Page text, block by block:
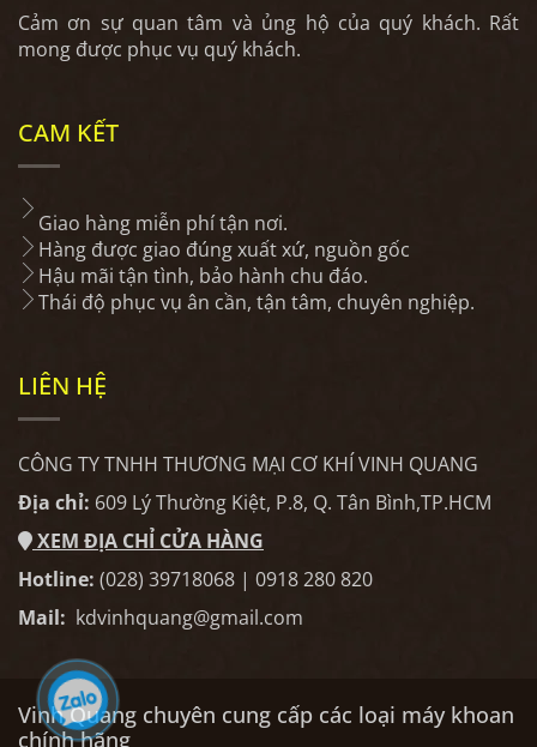
Vinh Quang chuyên cung cấp các loại máy khoan
chính hãng
Cảm ơn sự quan tâm và ủng hộ của quý khách. Rất
mong được phục vụ quý khách.
CAM KẾT
Giao hàng miễn phí tận nơi.
Hàng được giao đúng xuất xứ, nguồn gốc
Hậu mãi tận tình, bảo hành chu đáo.
Thái độ phục vụ ân cần, tận tâm, chuyên nghiệp.
LIÊN HỆ
CÔNG TY TNHH THƯƠNG MẠI CƠ KHÍ VINH QUANG
Địa chỉ: 609 Lý Thường Kiệt, P.8, Q. Tân Bình,TP.HCM
XEM ĐỊA CHỈ CỬA HÀNG
Hotline: (028) 39718068 | 0918 280 820
Mail: kdvinhquang@gmail.com